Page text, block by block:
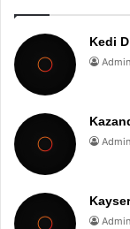
Kedi
Admin
Admin
Admin